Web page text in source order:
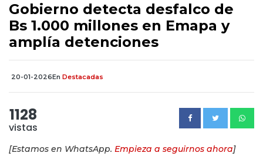
Gobierno detecta desfalco de
Bs 1.000 millones en Emapa y
amplía detenciones
20-01-2026En Destacadas
1128
vistas
[Estamos en WhatsApp. Empieza a seguirnos ahora]